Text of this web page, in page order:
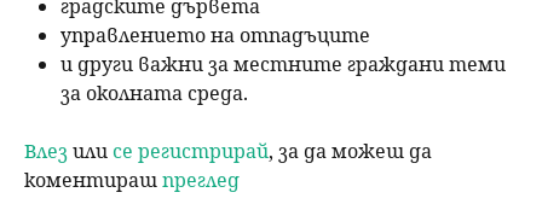
градските дървета
управлението на отпадъците
и други важни за местните граждани теми
за околната среда.
Влезили се регистрирай, за да можеш да
коментирашпреглед